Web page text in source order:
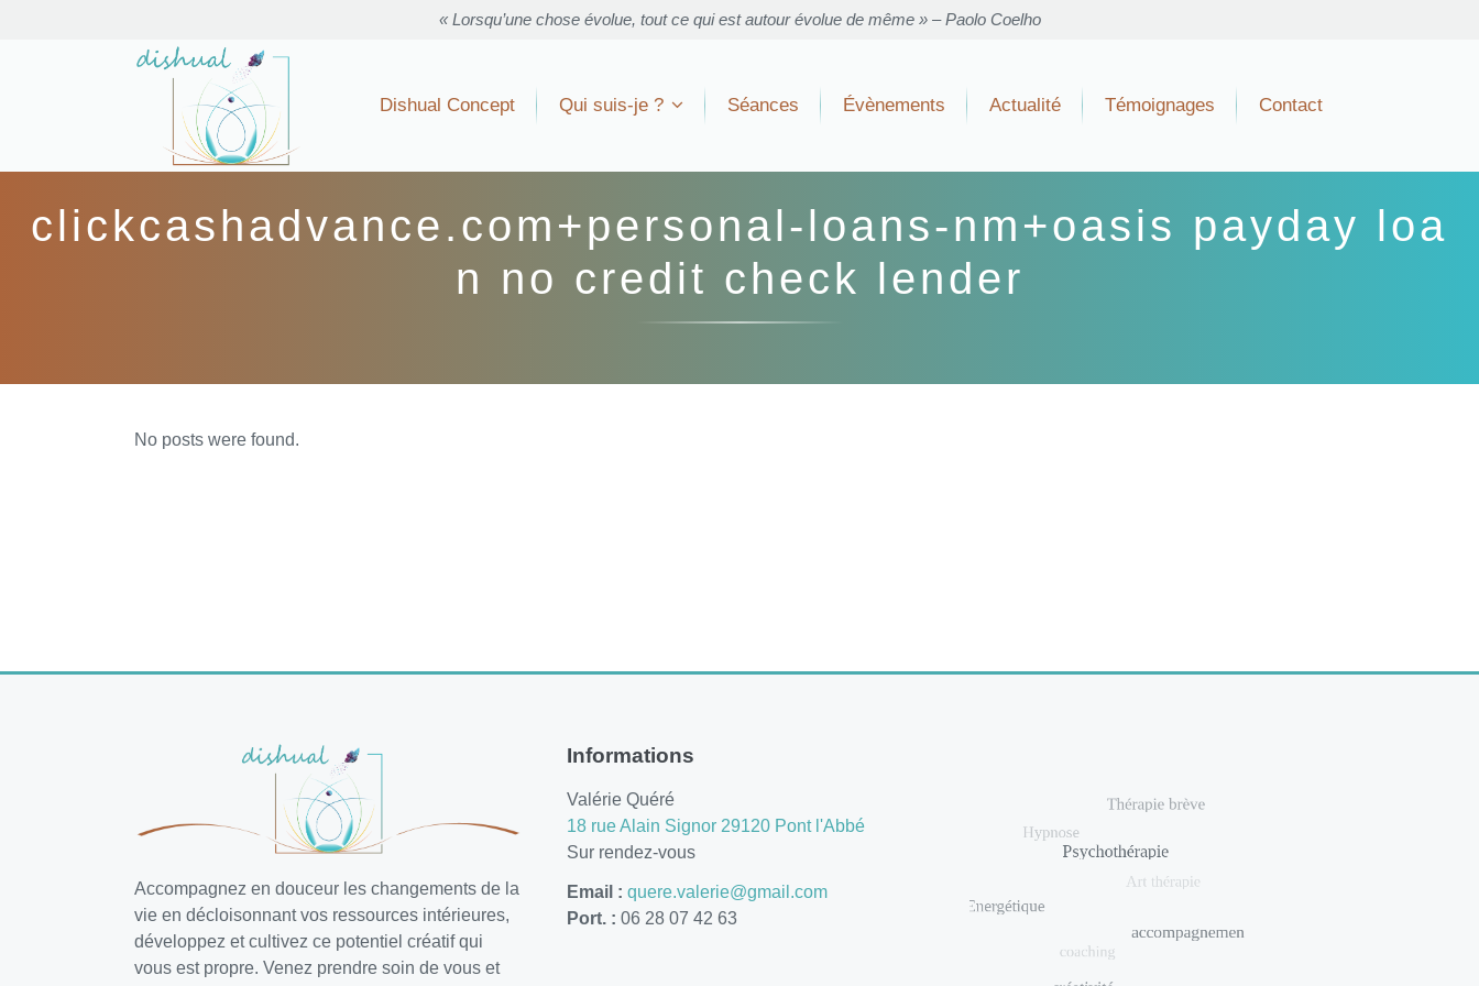
« Lorsqu’une chose évolue, tout ce qui est autour évolue de même » – Paolo Coelho
Dishual Concept Qui suis-je ? Séances Évènements Actualité Témoignages Contact
clickcashadvance.com+personal-loans-nm+oasis payday loa
n no credit check lender
No posts were found.
Accompagnez en douceur les changements de la
vie en décloisonnant vos ressources intérieures,
développez et cultivez ce potentiel créatif qui
vous est propre. Venez prendre soin de vous et
Informations
Valérie Quéré
18 rue Alain Signor 29120 Pont l'Abbé
Sur rendez-vous
Email : quere.valerie@gmail.com
Port. : 06 28 07 42 63